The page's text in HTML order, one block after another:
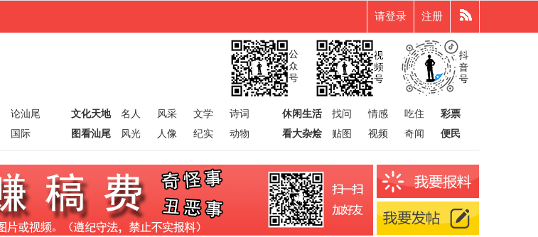
请登录 注册
论汕尾
国际
文化天地 名人 风采 文学
诗词
图看汕尾
风光 人像 纪实 动物
休闲生活 找问 情感 吃住
彩票
看大杂烩
贴图 视频 奇闻 便民